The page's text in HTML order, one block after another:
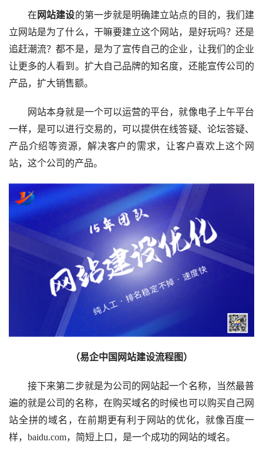
在 网站建设的第一步就是明确建立站点的目的，我们建
立网站是为了什么，干嘛要建立这个网站，是好玩吗？还是
追赶潮流？都不是，是为了宣传自己的企业，让我们的企业
让更多的人看到。扩大自己品牌的知名度，还能宣传公司的
产品，扩大销售额。
网站本身就是一个可以运营的平台，就像电子上午平台
一样，是可以进行交易的，可以提供在线答疑、论坛答疑、
产品介绍等资源，解决客户的需求，让客户喜欢上这个网
站，这个公司的产品。
（易企中国网站建设流程图）
接下来第二步就是为公司的网站起一个名称，当然最普
遍的就是公司的名称，在购买域名的时候也可以购买自己网
站全拼的域名，在前期更有利于网站的优化，就像百度一
样，baidu.com，简短上口，是一个成功的网站的域名。